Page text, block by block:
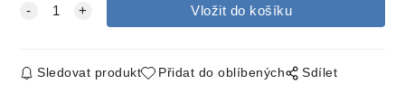
Sledovat produkt Přidat do oblíbených Sdílet